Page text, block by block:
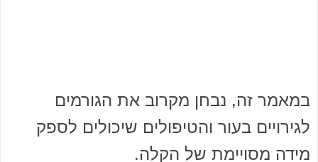
במאמר זה, נבחן מקרוב את הגורמים
לגירויים בעור והטיפולים שיכולים לספק
מידה מסויימת של הקלה.